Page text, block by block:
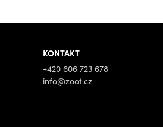
KONTAKT
+420 606 723 678
info@zoot.cz